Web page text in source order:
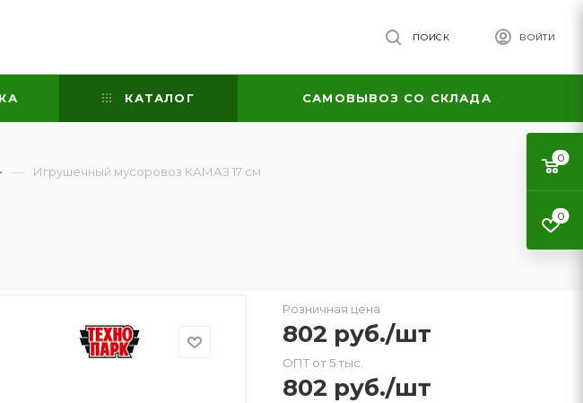
ВОЙТИ
ПОИСК
КАТАЛОГ САМОВЫВОЗ СО СКЛАДА
— Игрушечный мусоровоз КАМАЗ 17 см
Розничная цена
802 руб./шт
ОПТ от 5 тыс.
802 руб./шт
0
0